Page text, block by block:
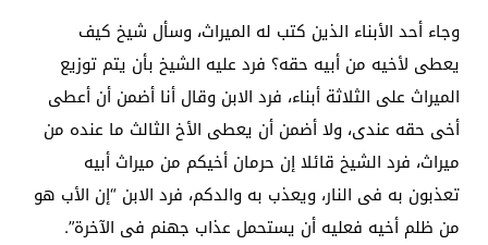
وجاء أحد الأبناء الذين كتب له الميراث، وسأل شيخ كيف
يعطى لأخيه من أبيه حقه؟ فرد عليه الشيخ بأن يتم توزيع
الميراث على الثلاثة أبناء، فرد الابن وقال أنا أضمن أن أعطى
أخى حقه عندى، ولا أضمن أن يعطى الأخ الثالث ما عنده من
ميراث، فرد الشيخ قائلا إن حرمان أخيكم من ميراث أبيه
تعذبون به فى النار، ويعذب به والدكم، فرد الابن “إن الأب هو
من ظلم أخيه فعليه أن يستحمل عذاب جهنم فى الآخرة”.